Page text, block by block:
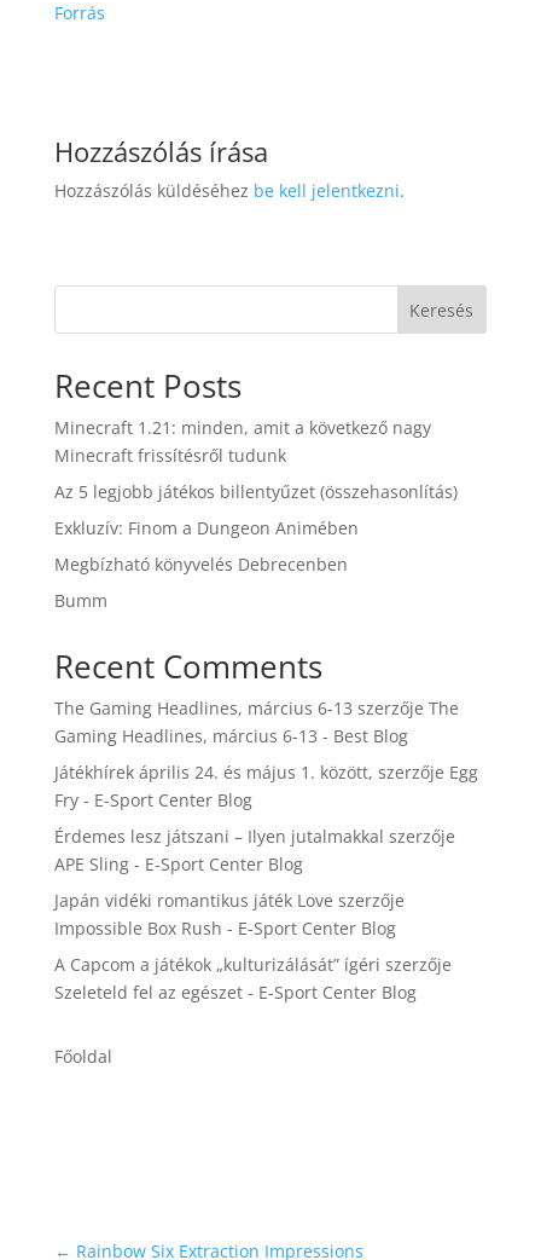
Forrás
Hozzászólás írása
Hozzászólás küldéséhez be kell jelentkezni.
Keresés
Recent Posts
Minecraft 1.21: minden, amit a következő nagy
Minecraft frissítésről tudunk
Az 5 legjobb játékos billentyűzet (összehasonlítás)
Exkluzív: Finom a Dungeon Animében
Megbízható könyvelés Debrecenben
Bumm
Recent Comments
The Gaming Headlines, március 6-13 szerzője The
Gaming Headlines, március 6-13 - Best Blog
Játékhírek április 24. és május 1. között, szerzője Egg
Fry - E-Sport Center Blog
Érdemes lesz játszani – Ilyen jutalmakkal szerzője
APE Sling - E-Sport Center Blog
Japán vidéki romantikus játék Love szerzője
Impossible Box Rush - E-Sport Center Blog
A Capcom a játékok „kulturizálását” ígéri szerzője
Szeleteld fel az egészet - E-Sport Center Blog
Főoldal
← Rainbow Six Extraction Impressions